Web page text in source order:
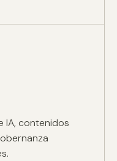
IA, contenidos